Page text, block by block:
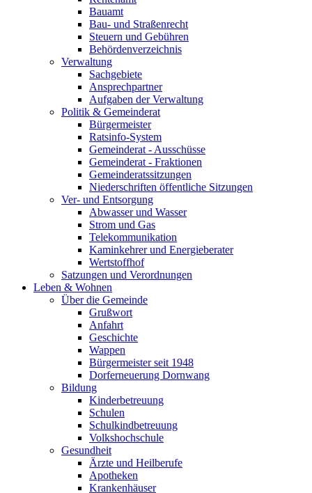
Bauamt
Bau- und Straßenrecht
Steuern und Gebühren
Behördenverzeichnis
Verwaltung
Sachgebiete
Ansprechpartner
Aufgaben der Verwaltung
Politik & Gemeinderat
Bürgermeister
Ratsinfo-System
Gemeinderat - Ausschüsse
Gemeinderat - Fraktionen
Gemeinderatssitzungen
Niederschriften öffentliche Sitzungen
Ver- und Entsorgung
Abwasser und Wasser
Strom und Gas
Telekommunikation
Kaminkehrer und Energieberater
Wertstoffhof
Satzungen und Verordnungen
Leben & Wohnen
Über die Gemeinde
Grußwort
Anfahrt
Geschichte
Wappen
Bürgermeister seit 1948
Dorferneuerung Dornwang
Bildung
Kinderbetreuung
Schulen
Schulkindbetreuung
Volkshochschule
Gesundheit
Ärzte und Heilberufe
Apotheken
Krankenhäuser